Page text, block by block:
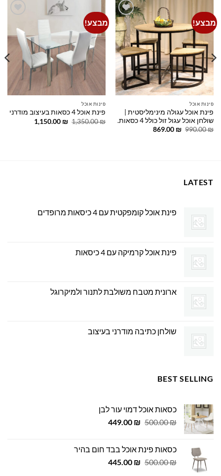
מבצע!
Add to
wishlist
פינות אוכל
פינת אוכל עגולה מינימליסטית |
שולחן אוכל עגול זול כולל 4 כסאות.
990.00₪
המחיר
869.00 ₪
המחיר
מבצע!
wishlist
פינות אוכל
פינת אוכל 4 כסאות בעיצוב מודרני
1,350.00₪
המחיר
1,150.00 ₪
המחיר
LATEST
פינת אוכל קומפקטית עם 4 כיסאות מרופדים
פינת אוכל קרמיקה עם 4 כיסאות
ארונית מטבח משולבת לתנור ולמיקרוגל
שולחן כתיבה מודרני בעיצוב
BEST SELLING
כסאות אוכל דמוי עור לבן
500.00₪
המחיר
500.00 ₪.
449.00 ₪
המחיר
449.00 ₪.
כסאות פינת אוכל בבד חום בהיר
500.00₪
המחיר
445.00 ₪
המחיר